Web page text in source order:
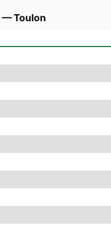
—Toulon